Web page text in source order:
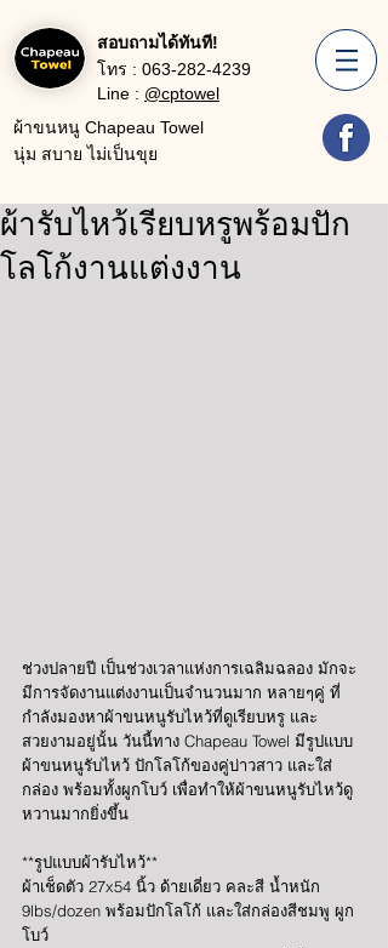
สอบถามได้ทันที!
โทร : 063-282-4239
Line : @cptowel
ผ้าขนหนู Chapeau Towel
นุ่ม สบาย ไม่เป็นขุย
ผ้ารับไหว้เรียบหรูพร้อมปัก
โลโก้งานแต่งงาน
ช่วงปลายปี เป็นช่วงเวลาแห่งการเฉลิมฉลอง มักจะ
มีการจัดงานแต่งงานเป็นจำนวนมาก หลายๆคู่ ที่
กำลังมองหาผ้าขนหนูรับไหว้ที่ดูเรียบหรู และ
สวยงามอยู่นั้น วันนี้ทาง Chapeau Towel มีรูปแบบ
ผ้าขนหนูรับไหว้ ปักโลโก้ของคู่บ่าวสาว และใส่
กล่อง พร้อมทั้งผูกโบว์ เพื่อทำให้ผ้าขนหนูรับไหว้ดู
หวานมากยิ่งขึ้น
**รูปแบบผ้ารับไหว้**
ผ้าเช็ดตัว 27x54 นิ้ว ด้ายเดี่ยว คละสี น้ำหนัก
9lbs/dozen พร้อมปักโลโก้ และใส่กล่องสีชมพู ผูก
โบว์